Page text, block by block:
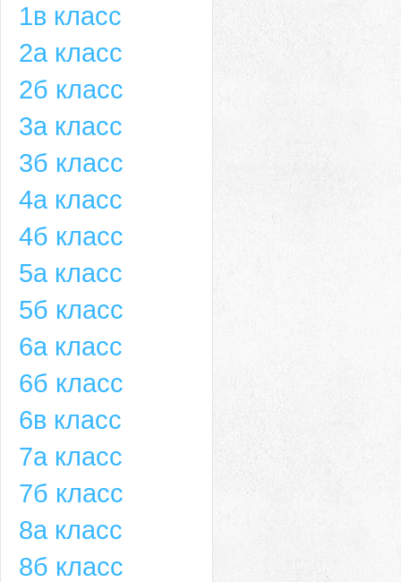
1в класс
2а класс
2б класс
3а класс
3б класс
4а класс
4б класс
5а класс
5б класс
6а класс
6б класс
6в класс
7а класс
7б класс
8а класс
8б класс